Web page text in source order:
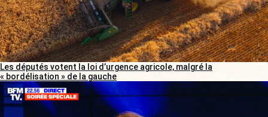
Les députés votent la loi d’urgence agricole, malgré la
« bordélisation » de la gauche